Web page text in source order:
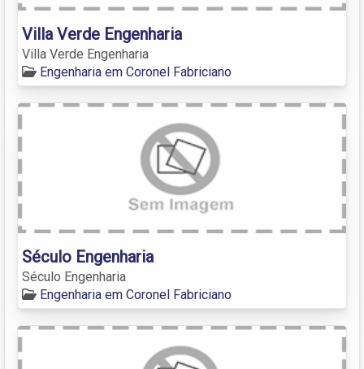
Villa Verde Engenharia
Villa Verde Engenharia
Engenharia em Coronel Fabriciano
Século Engenharia
Século Engenharia
Engenharia em Coronel Fabriciano